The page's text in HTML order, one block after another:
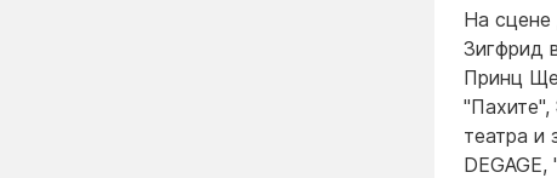
На сцене
Зигфрид
Принц
театра и